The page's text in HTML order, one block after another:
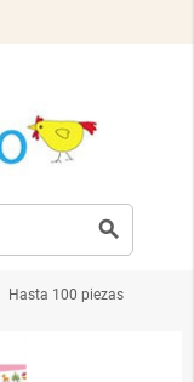
search
Hasta 100 piezas